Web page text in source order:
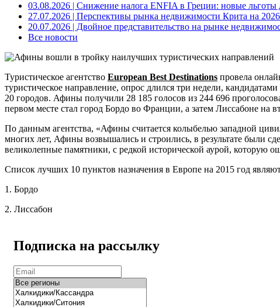
03.08.2026 | Снижение налога ENFIA в Греции: новые льготы
27.07.2026 | Перспективы рынка недвижимости Крита на
20.07.2026 | Двойное представительство на рынке
Все новости
Туристическое агентство European Best Destinations провела
туристическое направление, опрос длился три недели,
20 городов. Афины получили 28 185 голосов из 244 696
первом месте стал город Бордо во Франции, а затем Лиссабоне на
По данным агентства, «Афины считается колыбелью западной
многих лет, Афины возвышались и строились, в результате были
великолепные памятники, с редкой исторической аурой, которую
Список лучших 10 пунктов назначения в Европе на 2015 год
1. Бордо
2. Лиссабон
Подписка на рассылку